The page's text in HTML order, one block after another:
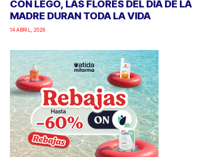
CON LEGO, LAS FLORES DEL DÍA DE LA
MADRE DURAN TODA LA VIDA
14 ABRIL, 2026